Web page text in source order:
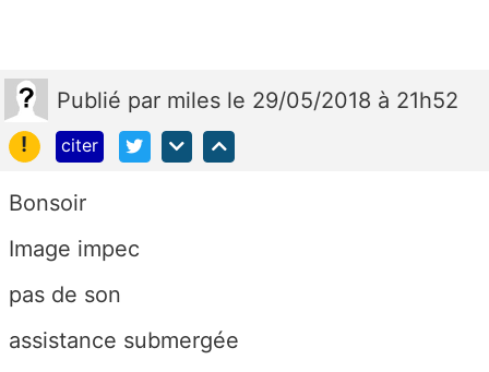
Publié par miles le 29/05/2018 à 21h52
!
citer
Bonsoir
Image impec
pas de son
assistance submergée